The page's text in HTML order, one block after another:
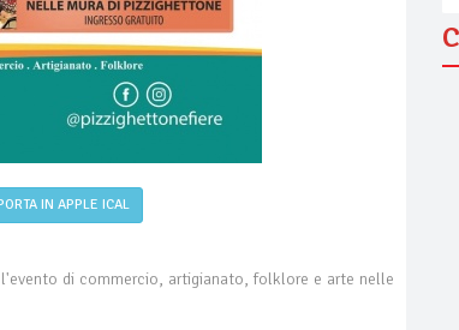
IN APPLE ICAL
di commercio, artigianato, folklore e arte nelle